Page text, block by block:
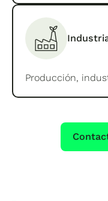
Producción,